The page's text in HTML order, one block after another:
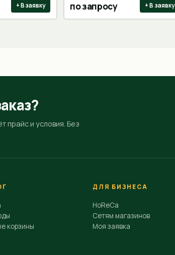
+ В заявку по запросу + В заявку
прайс и условия. Без
корзины
ДЛЯ БИЗНЕСА
HoReCa
Сетям магазинов
Моя заявка